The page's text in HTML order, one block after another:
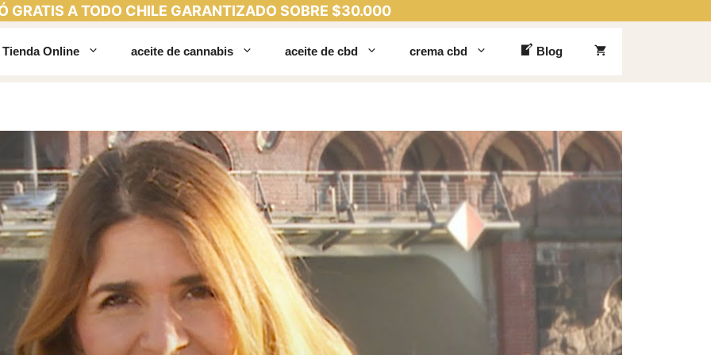
GRATIS A TODO CHILE GARANTIZADO SOBRE $30.000
Tienda Online aceite de cannabis aceite de cbd crema cbd Blog